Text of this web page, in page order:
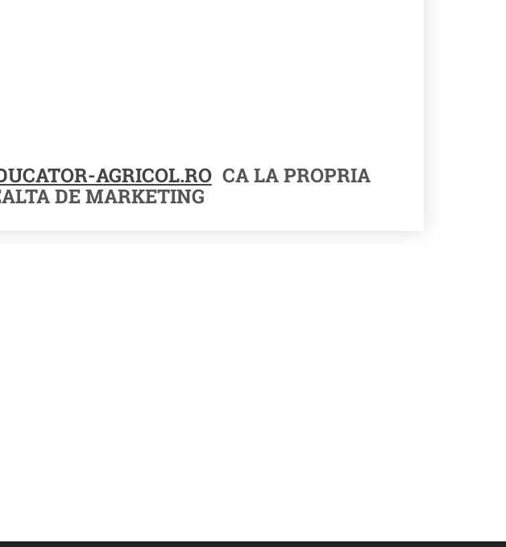
AGRICOL.RO CA LA PROPRIA
DE MARKETING